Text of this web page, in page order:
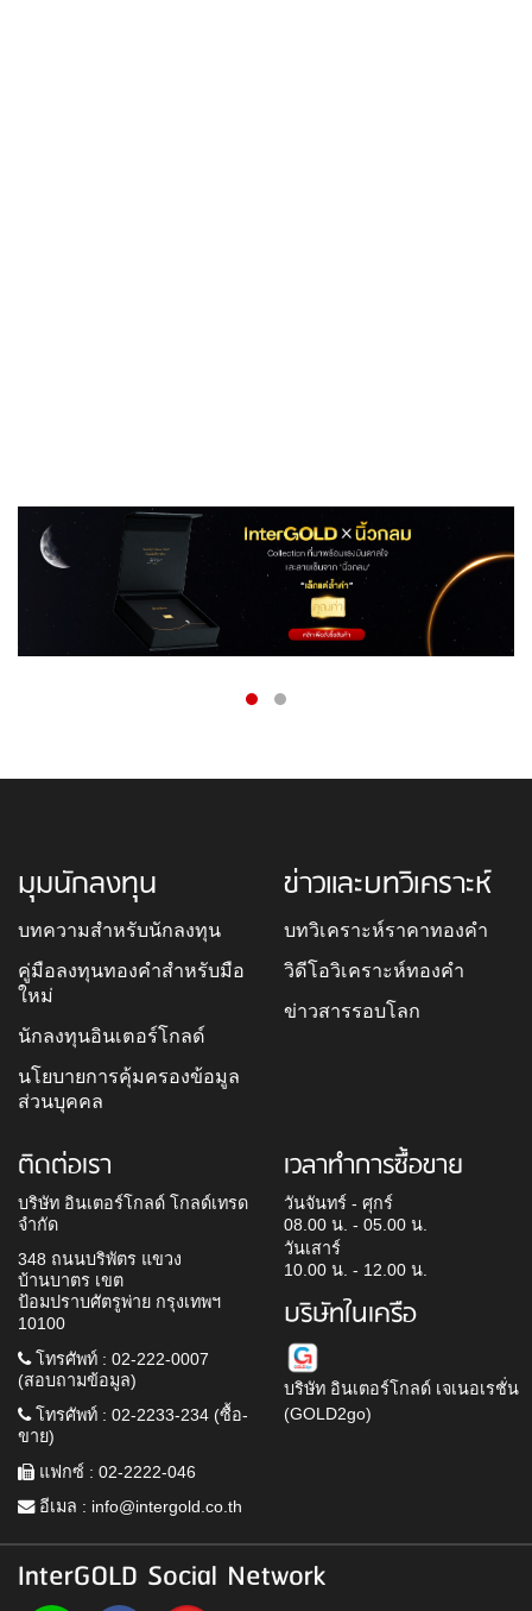
มุมนักลงทุน
บทความสำหรับนักลงทุน
คู่มือลงทุนทองคำสำหรับมือ
ใหม่
นักลงทุนอินเตอร์โกลด์
นโยบายการคุ้มครองข้อมูล
ส่วนบุคคล
ข่าวและบทวิเคราะห์
บทวิเคราะห์ราคาทองคำ
วิดีโอวิเคราะห์ทองคำ
ข่าวสารรอบโลก
ติดต่อเรา
บริษัท อินเตอร์โกลด์ โกลด์เทรด
จำกัด
348 ถนนบริพัตร แขวง
บ้านบาตร เขต
ป้อมปราบศัตรูพ่าย กรุงเทพฯ
10100
โทรศัพท์ : 02-222-0007
(สอบถามข้อมูล)
โทรศัพท์ : 02-2233-234 (ซื้อ-
ขาย)
แฟกซ์ : 02-2222-046
อีเมล : info@intergold.co.th
เวลาทำการซื้อขาย
วันจันทร์ - ศุกร์
08.00 น. - 05.00 น.
วันเสาร์
10.00 น. - 12.00 น.
บริษัทในเครือ
บริษัท อินเตอร์โกลด์ เจเนอเรชั่น
(GOLD2go)
InterGOLD Social Network